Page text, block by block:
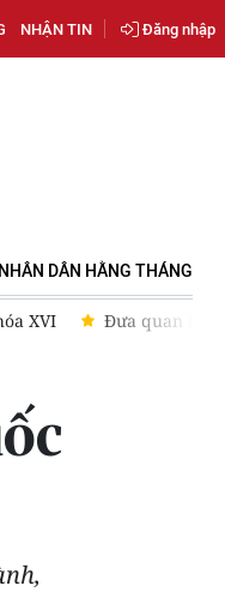
NHẬN TIN Đăng nhập
NHÂN DÂN HẰNG THÁNG
triển hệ sinh thái FDI